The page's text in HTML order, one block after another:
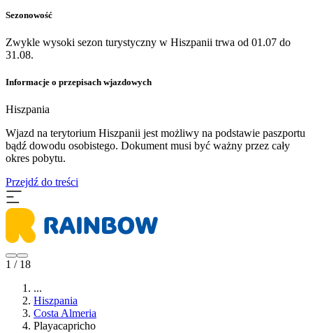
Sezonowość
Zwykle wysoki sezon turystyczny w Hiszpanii trwa od 01.07 do
31.08.
Informacje o przepisach wjazdowych
Hiszpania
​Wjazd na terytorium Hiszpanii jest możliwy na podstawie paszportu
bądź dowodu osobistego. Dokument musi być ważny przez cały
okres pobytu.
Przejdź do treści
1 / 18
...
Hiszpania
Costa Almeria
Playacapricho